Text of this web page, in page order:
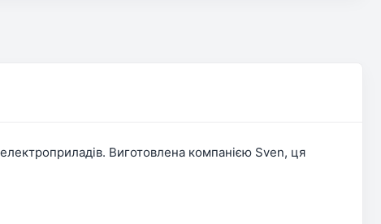
Виготовлена компанією Sven, ця